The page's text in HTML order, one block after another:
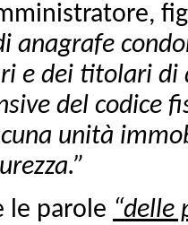
anagrafe
e dei titolari
del codice
unità
le parole “delle